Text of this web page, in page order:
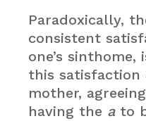
Paradoxically,
consistent
one’s
this
mother,
having the ato